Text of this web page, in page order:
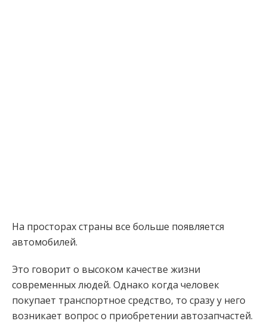
На просторах страны все больше появляется
автомобилей.
Это говорит о высоком качестве жизни
современных людей. Однако когда человек
покупает транспортное средство, то сразу у него
возникает вопрос о приобретении автозапчастей.